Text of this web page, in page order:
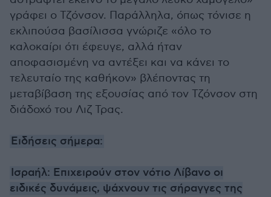
γράφει ο Τζόνσον. Παράλληλα, όπως τόνισε η
εκλιπούσα βασίλισσα γνώριζε «όλο το
καλοκαίρι ότι έφευγε, αλλά ήταν
αποφασισμένη να αντέξει και να κάνει το
τελευταίο της καθήκον» βλέποντας τη
μεταβίβαση της εξουσίας από τον Τζόνσον στη
διάδοχό του Λιζ Τρας.
Ειδήσεις σήμερα:
Ισραήλ: Επιχειρούν στον νότιο Λίβανο οι
ειδικές δυνάμεις, ψάχνουν τις σήραγγες της